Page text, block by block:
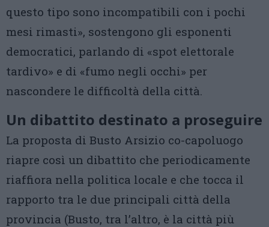
questo tipo sono incompatibili con i pochi
mesi rimasti», sostengono gli esponenti
democratici, parlando di «spot elettorale
tardivo» e di «fumo negli occhi» per
nascondere le difficoltà della città.
Un dibattito destinato a proseguire
La proposta di Busto Arsizio co-capoluogo
riapre così un dibattito che periodicamente
riaffiora nella politica locale e che tocca il
rapporto tra le due principali città della
provincia (Busto, tra l’altro, è la città più